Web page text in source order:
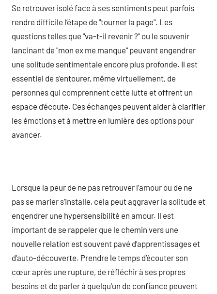
Se retrouver isolé face à ses sentiments peut parfois
rendre difficile l’étape de "tourner la page". Les
questions telles que "va-t-il revenir ?" ou le souvenir
lancinant de "mon ex me manque" peuvent engendrer
une solitude sentimentale encore plus profonde. Il est
essentiel de s’entourer, même virtuellement, de
personnes qui comprennent cette lutte et offrent un
espace d’écoute. Ces échanges peuvent aider à clarifier
les émotions et à mettre en lumière des options pour
avancer.
Lorsque la peur de ne pas retrouver l’amour ou de ne
pas se marier s’installe, cela peut aggraver la solitude et
engendrer une hypersensibilité en amour. Il est
important de se rappeler que le chemin vers une
nouvelle relation est souvent pavé d’apprentissages et
d’auto-découverte. Prendre le temps d’écouter son
cœur après une rupture, de réfléchir à ses propres
besoins et de parler à quelqu’un de confiance peuvent